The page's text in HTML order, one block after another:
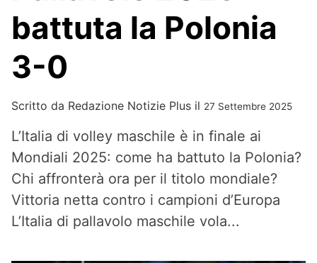
battuta la Polonia
3-0
Scritto da Redazione Notizie Plus il 27 Settembre 2025
L’Italia di volley maschile è in finale ai
Mondiali 2025: come ha battuto la Polonia?
Chi affronterà ora per il titolo mondiale?
Vittoria netta contro i campioni d’Europa
L’Italia di pallavolo maschile vola...